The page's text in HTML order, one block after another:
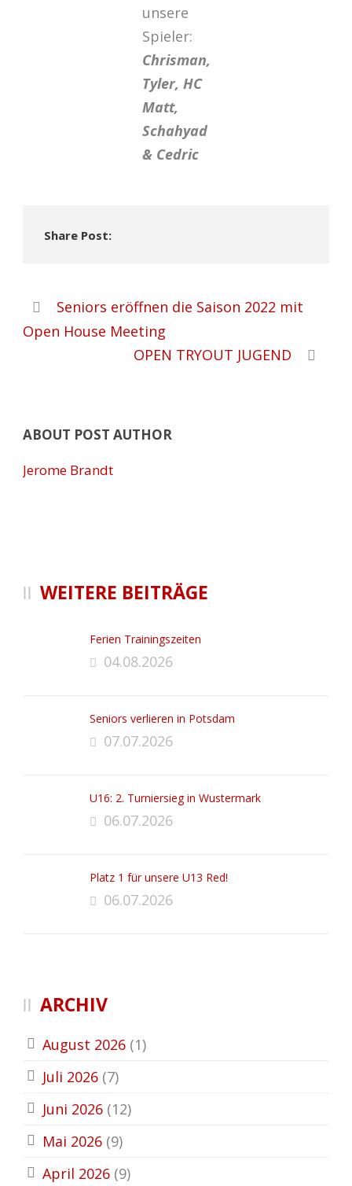
unsere
Spieler:
Chrisman,
Tyler, HC
Matt,
Schahyad
& Cedric
Share Post:
Seniors eröffnen die Saison 2022 mit
Open House Meeting
OPEN TRYOUT JUGEND
ABOUT POST AUTHOR
Jerome Brandt
WEITERE BEITRÄGE
Ferien Trainingszeiten
04.08.2026
Seniors verlieren in Potsdam
07.07.2026
U16: 2. Turniersieg in Wustermark
06.07.2026
Platz 1 für unsere U13 Red!
06.07.2026
ARCHIV
August 2026 (1)
Juli 2026 (7)
Juni 2026 (12)
Mai 2026 (9)
April 2026 (9)